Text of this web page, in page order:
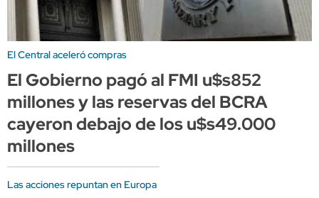
El Central aceleró compras
El Gobierno pagó al FMI u$s852
millones y las reservas del BCRA
cayeron debajo de los u$s49.000
millones
Las acciones repuntan en Europa